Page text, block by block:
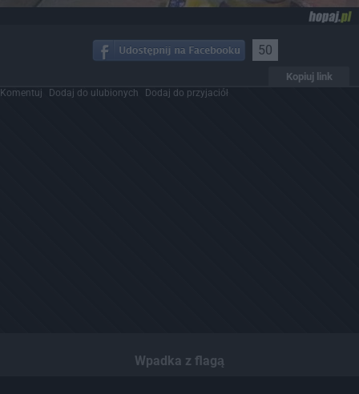
50
Kopiuj link
Komentuj Dodaj do ulubionych Dodaj do przyjaciół
Wpadka z flagą